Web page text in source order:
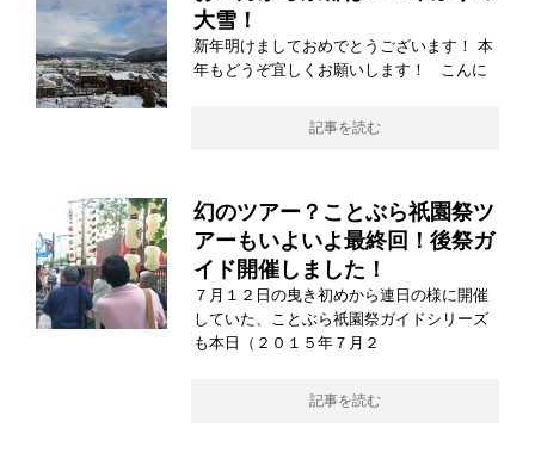
大雪！
新年明けましておめでとうございます！ 本
年もどうぞ宜しくお願いします！ こんに
記事を読む
幻のツアー？ことぶら祇園祭ツ
アーもいよいよ最終回！後祭ガ
イド開催しました！
７月１２日の曳き初めから連日の様に開催
していた、ことぶら祇園祭ガイドシリーズ
も本日（２０１５年７月２
記事を読む